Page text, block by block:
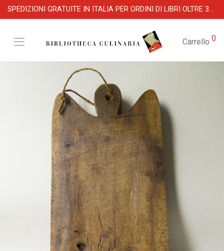
SPEDIZIONI GRATUITE IN ITALIA PER ORDINI DI LIBRI OLTRE 39 €
Carrello 0